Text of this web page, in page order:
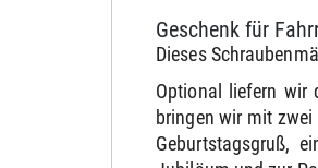
Geschenk für
Dieses
Optional liefern wir
bringen wir mit
Geburtstagsgruß,